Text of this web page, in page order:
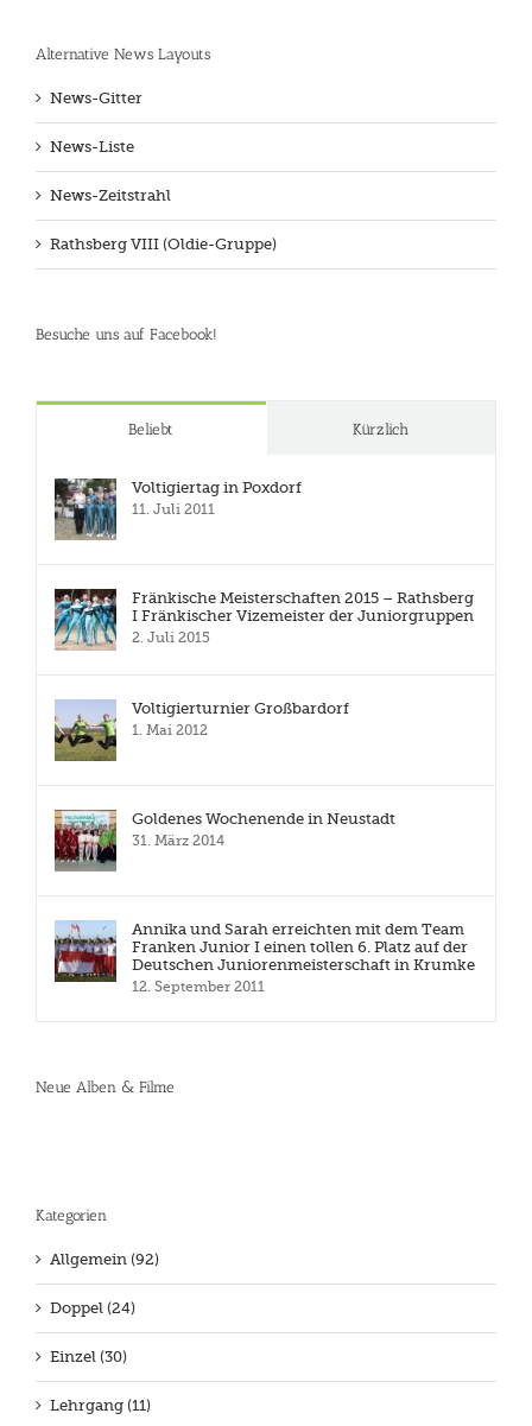
Alternative News Layouts
News-Gitter
News-Liste
News-Zeitstrahl
Rathsberg VIII (Oldie-Gruppe)
Besuche uns auf Facebook!
Beliebt Kürzlich
Voltigiertag in Poxdorf
11. Juli 2011
Fränkische Meisterschaften 2015 – Rathsberg
I Fränkischer Vizemeister der Juniorgruppen
2. Juli 2015
Voltigierturnier Großbardorf
1. Mai 2012
Goldenes Wochenende in Neustadt
31. März 2014
Annika und Sarah erreichten mit dem Team
Franken Junior I einen tollen 6. Platz auf der
Deutschen Juniorenmeisterschaft in Krumke
12. September 2011
Neue Alben & Filme
Kategorien
Allgemein (92)
Doppel (24)
Einzel (30)
Lehrgang (11)